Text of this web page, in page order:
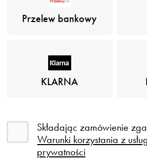
Przelew bankowy
KLARNA
Składając zamówienie
Warunki korzystania z
prywatności